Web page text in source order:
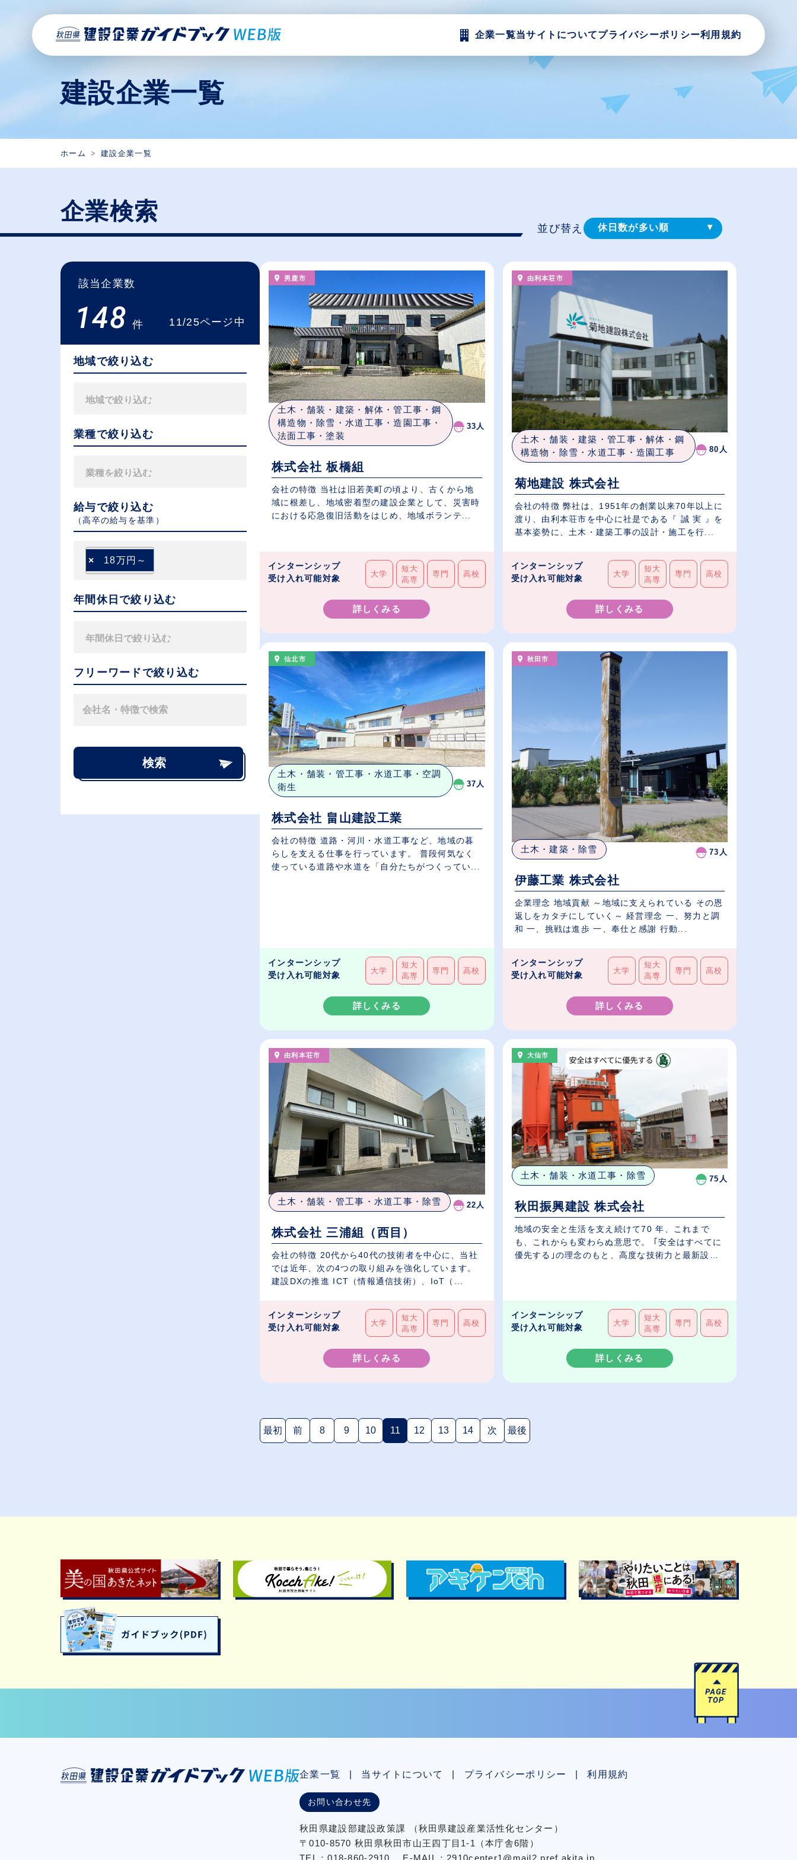
企業一覧当サイトについてプライバシーポリシー利用規約
建設企業一覧
ホーム 建設企業一覧
企業検索
該当企業数
148 件 11/25ページ中
地域で絞り込む
業種で絞り込む
給与で絞り込む
（⾼卒の給与を基準）
× 18万円～
年間休日で絞り込む
フリーワードで絞り込む
検索
並び替え 休日数が多い順
従業員が多い順
男鹿市
土木・舗装・建築・解体・管工事・鋼
構造物・除雪・水道工事・造園工事・
法面工事・塗装
33人
株式会社 板橋組
会社の特徴 当社は旧若美町の頃より、古くから地
域に根差し、地域密着型の建設企業として、災害時
における応急復旧活動をはじめ、地域ボランテ...
インターンシップ
受け入れ可能対象
大学
短大
高専
専門 高校
詳しくみる
由利本荘市
土木・舗装・建築・管工事・解体・鋼
構造物・除雪・水道工事・造園工事
80人
菊地建設 株式会社
会社の特徴 弊社は、1951年の創業以来70年以上に
渡り、由利本荘市を中心に社是である『 誠 実 』を
基本姿勢に、土木・建築工事の設計・施工を行...
インターンシップ
受け入れ可能対象
大学
短大
高専
専門 高校
詳しくみる
仙北市
土木・舗装・管工事・水道工事・空調
衛生
37人
株式会社 畠山建設工業
会社の特徴 道路・河川・水道工事など、地域の暮
らしを支える仕事を行っています。 普段何気なく
使っている道路や水道を「自分たちがつくってい...
インターンシップ
受け入れ可能対象
大学
短大
高専
専門 高校
詳しくみる
秋田市
土木・建築・除雪 73人
伊藤工業 株式会社
企業理念 地域貢献 ～地域に支えられている その恩
返しをカタチにしていく～ 経営理念 一、努力と調
和 一、挑戦は進歩 一、奉仕と感謝 行動...
インターンシップ
受け入れ可能対象
大学
短大
高専
専門 高校
詳しくみる
由利本荘市
土木・舗装・管工事・水道工事・除雪 22人
株式会社 三浦組（西目）
会社の特徴 20代から40代の技術者を中心に、当社
では近年、次の4つの取り組みを強化しています。
建設DXの推進 ICT（情報通信技術）、IoT（...
インターンシップ
受け入れ可能対象
大学
短大
高専
専門 高校
詳しくみる
大仙市
土木・舗装・水道工事・除雪 75人
秋田振興建設 株式会社
地域の安全と生活を支え続けて70 年、これまで
も、これからも変わらぬ意思で。 ｢安全はすべてに
優先する｣の理念のもと、高度な技術力と最新設備
インターンシップ
受け入れ可能対象
大学
短大
高専
専門 高校
詳しくみる
最初 前 8 9 10 11(現在のページ)
12 13 14 次 最後
企業一覧 当サイトについて プライバシーポリシー 利用規約
お問い合わせ先
秋⽥県建設部建設政策課
（秋⽥県建設産業活性化センター）
〒010-8570 秋田県秋田市⼭王四丁⽬1-1（本庁舎6階）